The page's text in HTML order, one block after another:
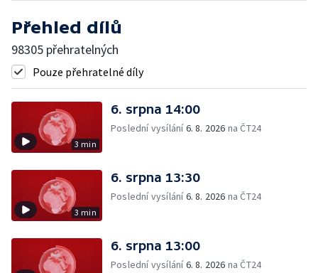
Přehled dílů
98305 přehratelných
Pouze přehratelné díly
3 min
6. srpna 14:00
Poslední vysílání6. 8. 2026 na ČT24
3 min
6. srpna 13:30
Poslední vysílání6. 8. 2026 na ČT24
6. srpna 13:00
Poslední vysílání6. 8. 2026 na ČT24